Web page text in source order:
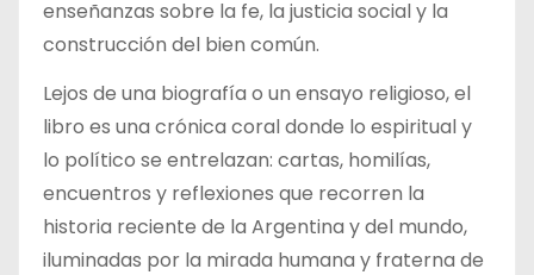
enseñanzas sobre la fe, la justicia social y la
construcción del bien común.
Lejos de una biografía o un ensayo religioso, el
libro es una crónica coral donde lo espiritual y
lo político se entrelazan: cartas, homilías,
encuentros y reflexiones que recorren la
historia reciente de la Argentina y del mundo,
iluminadas por la mirada humana y fraterna de